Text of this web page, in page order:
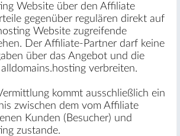
Website über den Affiliate
gegenüber regulären direkt auf
Website zugreifende
Der Affiliate-Partner darf keine
über das Angebot und die
alldomains.hosting verbreiten.
kommt ausschließlich ein
zwischen dem vom Affiliate
Kunden (Besucher) und
zustande.